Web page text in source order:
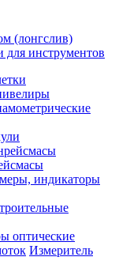
(лонгслив)
для инструментов
индикаторы
оптические
Измеритель